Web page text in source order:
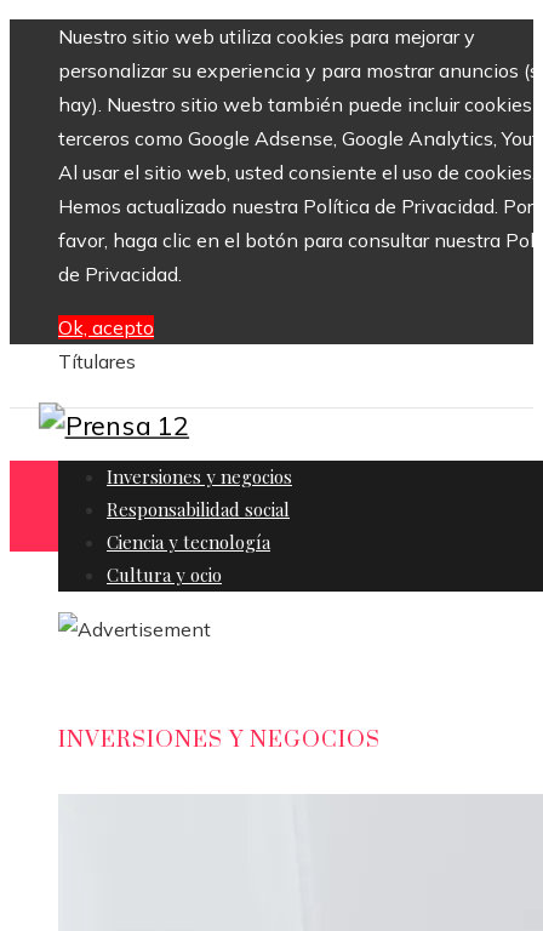
Nuestro sitio web utiliza cookies para mejorar y
personalizar su experiencia y para mostrar anuncios
hay). Nuestro sitio web también puede incluir cookies
terceros como Google Adsense, Google Analytics,
Al usar el sitio web, usted consiente el uso de cookies.
Hemos actualizado nuestra Política de Privacidad. Por
favor, haga clic en el botón para consultar nuestra
de Privacidad.
Ok, acepto
Títulares
Inversiones y negocios
Responsabilidad social
Ciencia y tecnología
Cultura y ocio
INVERSIONES Y NEGOCIOS